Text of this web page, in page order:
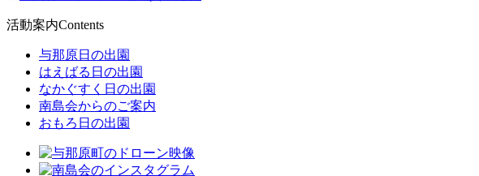
活動案内Contents
与那原日の出園
はえばる日の出園
なかぐすく日の出園
南島会からのご案内
おもろ日の出園